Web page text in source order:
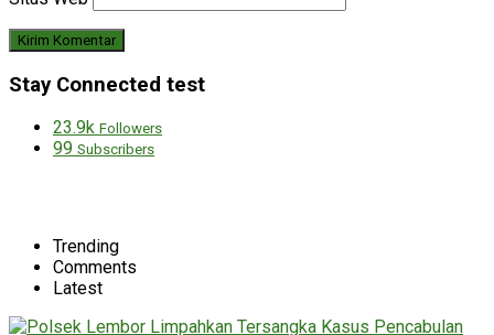
Stay Connected test
23.9k Followers
99 Subscribers
Trending
Comments
Latest